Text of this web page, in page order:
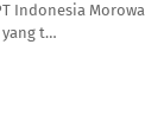
PT Indonesia
t…